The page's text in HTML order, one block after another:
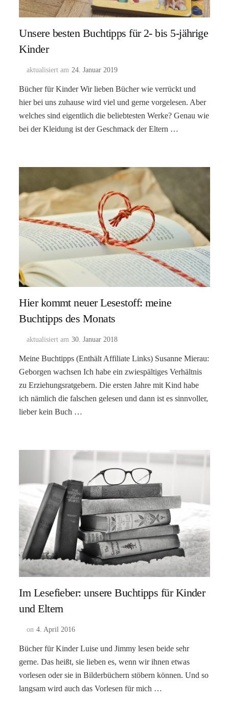
Unsere besten Buchtipps für 2- bis 5-jährige
Kinder
aktualisiert am 24. Januar 2019
Bücher für Kinder Wir lieben Bücher wie verrückt und
hier bei uns zuhause wird viel und gerne vorgelesen. Aber
welches sind eigentlich die beliebtesten Werke? Genau wie
bei der Kleidung ist der Geschmack der Eltern …
Hier kommt neuer Lesestoff: meine
Buchtipps des Monats
aktualisiert am 30. Januar 2018
Meine Buchtipps (Enthält Affiliate Links) Susanne Mierau:
Geborgen wachsen Ich habe ein zwiespältiges Verhältnis
zu Erziehungsratgebern. Die ersten Jahre mit Kind habe
ich nämlich die falschen gelesen und dann ist es sinnvoller,
lieber kein Buch …
Im Lesefieber: unsere Buchtipps für Kinder
und Eltern
on 4. April 2016
Bücher für Kinder Luise und Jimmy lesen beide sehr
gerne. Das heißt, sie lieben es, wenn wir ihnen etwas
vorlesen oder sie in Bilderbüchern stöbern können. Und so
langsam wird auch das Vorlesen für mich …